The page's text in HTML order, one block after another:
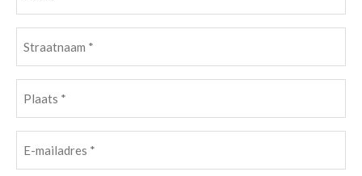
(Vereist)
(Vereist)
mailadres(Vereist)